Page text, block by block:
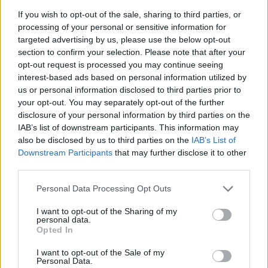
If you wish to opt-out of the sale, sharing to third parties, or
processing of your personal or sensitive information for
targeted advertising by us, please use the below opt-out
section to confirm your selection. Please note that after your
opt-out request is processed you may continue seeing
interest-based ads based on personal information utilized by
us or personal information disclosed to third parties prior to
your opt-out. You may separately opt-out of the further
disclosure of your personal information by third parties on the
IAB’s list of downstream participants. This information may
also be disclosed by us to third parties on the IAB’s List of
Downstream Participants that may further disclose it to other
Personal Data Processing Opt Outs
I want to opt-out of the Sharing of my
personal data.
Opted In
I want to opt-out of the Sale of my
Personal Data.
Histeroskopia
Mam planowany zabieg histeroskopii od kilku
miesięcy. Ze względu na problemy hormonalne
mam nieregularne miesiaczki. Tak się składa, że
mam zabieg a pojawiła mi się miesiączka. Czy
podczas lekkich plamień na początku cyklu
można wykonać zabieg?
Forum:Ginekologia - forum dla rodziny i
pacjentki
gość
Jestem po poronieniu i brałam profilaktycznie
doxycycline i w tym samym miesiącu dostalam
furaginum i witaminę c , nie dostałam okresu od
Forum:Ginekologia - forum dla rodziny i